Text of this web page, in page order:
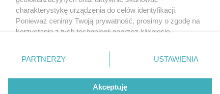
zabronione pod groźbą kary i może być ścigane prawnie.
charakterystykę urządzenia do celów identyfikacji.
Ponieważ cenimy Twoją prywatność, prosimy o zgodę na
korzystanie z tych technologii poprzez kliknięcie
zmienić/wycofać klikając przycisk ustawień prywatności
znajdujący się w lewym dolnym rogu strony
rodzaje przetwarzania danych nie wymagają zgody
użytkownika, ale masz prawo sprzeciwić się takiemu
PARTNERZY USTAWIENIA
Akceptuję